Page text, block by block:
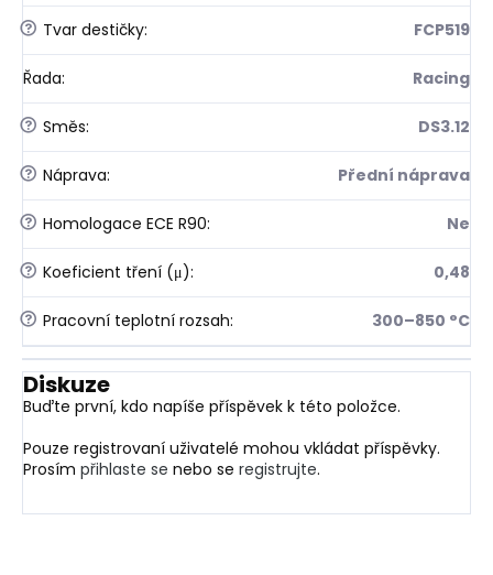
? Tvar destičky: FCP519
Řada: Racing
? Směs: DS3.12
? Náprava: Přední náprava
? Homologace ECE R90: Ne
? Koeficient tření (μ): 0,48
? Pracovní teplotní rozsah: 300–850 °C
Diskuze
Buďte první, kdo napíše příspěvek k této položce.
Pouze registrovaní uživatelé mohou vkládat příspěvky.
Prosím přihlaste se nebo se registrujte.